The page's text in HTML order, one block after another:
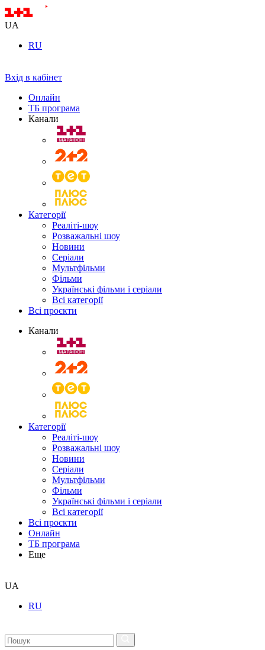
UA
RU
Вхід в кабінет
Онлайн
ТБ програма
Канали
Категорії
Реаліті-шоу
Розважальні шоу
Новини
Серіали
Мультфільми
Фільми
Українські фільми і серіали
Всі категорії
Всі проєкти
Канали
Категорії
Реаліті-шоу
Розважальні шоу
Новини
Серіали
Мультфільми
Фільми
Українські фільми і серіали
Всі категорії
Всі проєкти
Онлайн
ТБ програма
Еще
UA
RU